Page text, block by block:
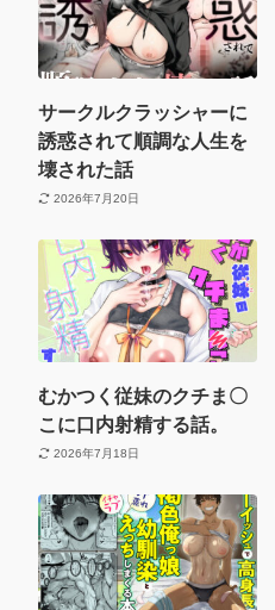
サークルクラッシャーに
誘惑されて順調な人生を
壊された話
2026年7月20日
むかつく従妹のクチま〇
こに口内射精する話。
2026年7月18日